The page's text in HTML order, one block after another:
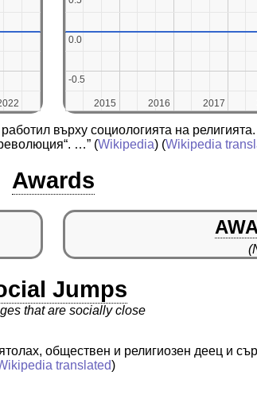
2015
2015 2016
2016 2017
2017
-0.5
-0.5
0.0
0.0
върху социологията на
…” (Wikipedia) (Wikipedia
Awards
Jumps
that are socially close
обществен и религиозен деец и
translated)